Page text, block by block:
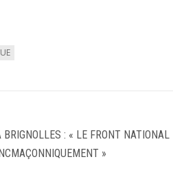
: « LE FRONT NATIONAL
»